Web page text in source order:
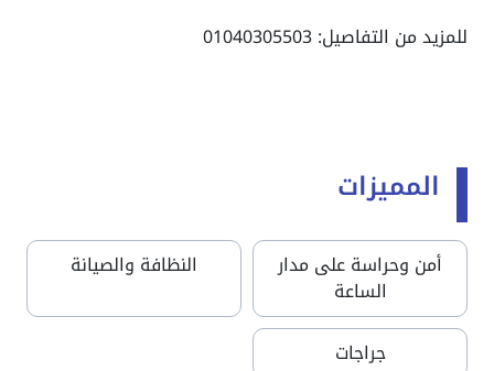
للمزيد من التفاصيل: 01040305503
المميزات
أمن وحراسة على مدار
الساعة
النظافة والصيانة
جراجات